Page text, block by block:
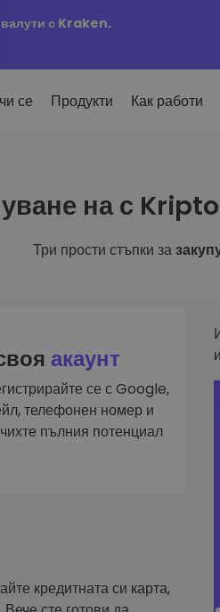
с Kraken.
добавени
добавени токени в
купил за 100 €…
се Продукти
на
за
KriptoEarn
криптовалута
Повтаряща се
Как работи
на с
Три прости стъпки за
акаунт
се с Google,
телефонен номер и
пълния потенциал
кредитната си карта,